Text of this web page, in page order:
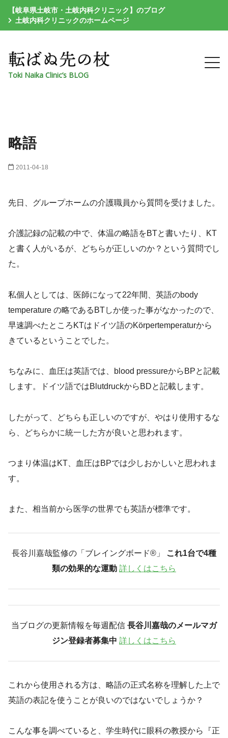
【岐阜県土岐市・土岐内科クリニック】のブログ
土岐内科クリニックのホームページ
Toki Naika Clinic’s BLOG
略語
2011-04-18
先日、グループホームの介護職員から質問を受けました。
介護記録の記載の中で、体温の略語をBTと書いたり、KT
と書く人がいるが、どちらが正しいのか？という質問でし
た。
私個人としては、医師になって22年間、英語のbody
temperature の略であるBTしか使った事がなかったので、
早速調べたところKTはドイツ語のKörpertemperaturから
きているということでした。
ちなみに、血圧は英語では、blood pressureからBPと記載
します。ドイツ語ではBlutdruckからBDと記載します。
したがって、どちらも正しいのですが、やはり使用するな
ら、どちらかに統一した方が良いと思われます。
つまり体温はKT、血圧はBPでは少しおかしいと思われま
す。
また、相当前から医学の世界でも英語が標準です。
長谷川嘉哉監修の「ブレイングボード®︎」
これ1台で4種
類の効果的な運動 詳しくはこちら
当ブログの更新情報を毎週配信 長谷川嘉哉のメールマガ
ジン登録者募集中 詳しくはこちら
これから使用される方は、略語の正式名称を理解した上で
英語の表記を使うことが良いのではないでしょうか？
こんな事を調べていると、学生時代に眼科の教授から『正